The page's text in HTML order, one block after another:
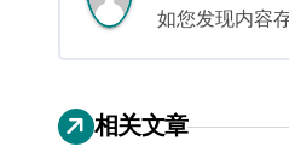
如您发现内容
相关文章